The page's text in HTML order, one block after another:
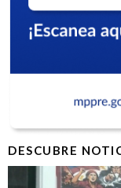
DESCUBRE